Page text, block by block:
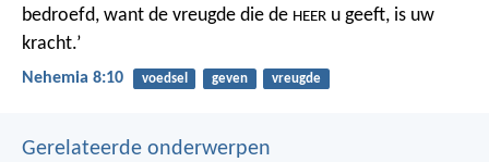
bedroefd, want de vreugde die de HEER u geeft, is uw
kracht.’
Nehemia 8:10 voedsel geven vreugde
Gerelateerde onderwerpen